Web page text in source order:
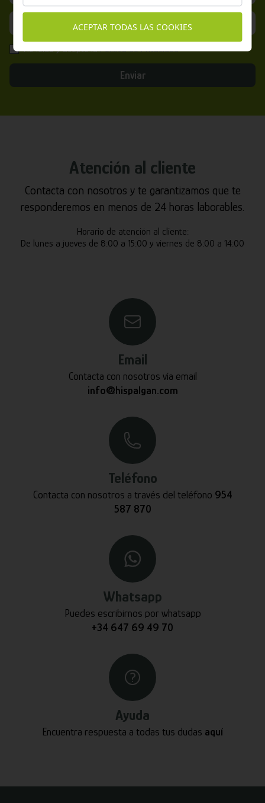
He leído y acepto laPolítica de Privacidad
Enviar
Atención al cliente
Contacta con nosotros y te garantizamos que te
responderemos en menos de 24 horas laborables.
Horario de atención al cliente:
De lunes a jueves de 8:00 a 15:00 y viernes de 8:00 a 14:00
Email
Contacta con nosotros vía email
info@hispalgan.com
Teléfono
Contacta con nosotros a través del teléfono 954
587 870
Whatsapp
Puedes escribirnos por whatsapp
+34 647 69 49 70
Ayuda
Encuentra respuesta a todas tus dudas aquí
ACEPTAR TODAS LAS COOKIES